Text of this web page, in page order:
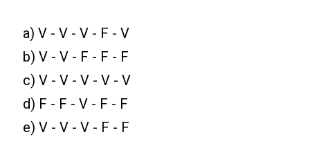
a) V - V - V - F - V
b) V - V - F - F - F
c) V - V - V - V - V
d) F - F - V - F - F
e) V - V - V - F - F